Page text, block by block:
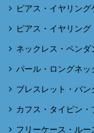
ピアス・イヤリング
ピアス・イヤリン
ネックレス・ペンダ
パール・ロングネッ
ブレスレット・バン
カフス・タイピン
フリーケース・ルー